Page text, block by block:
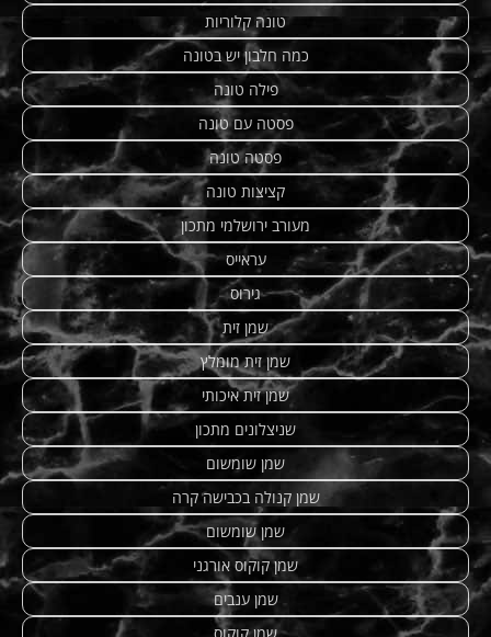
טונה קלוריות
כמה חלבון יש בטונה
פילה טונה
פסטה עם טונה
פסטה טונה
קציצות טונה
מעורב ירושלמי מתכון
עראייס
גירוס
שמן זית
שמן זית מומלץ
שמן זית איכותי
שניצלונים מתכון
שמן שומשום
שמן קנולה בכבישה קרה
שמן שומשום
שמן קוקוס אורגני
שמן ענבים